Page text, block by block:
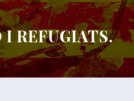
REFUGIATS.